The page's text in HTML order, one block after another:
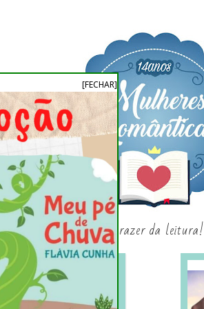
[FECHAR]
o prazer da leitura!